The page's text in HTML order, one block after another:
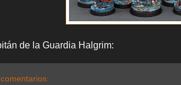
de la Guardia Halgrim: